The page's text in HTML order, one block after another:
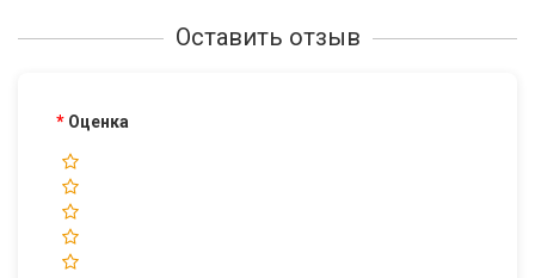
Оставить отзыв
Оценка